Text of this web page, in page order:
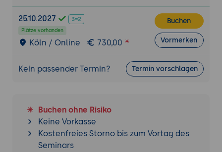
25.10.2027
Plätze vorhanden
Köln / Online 730,00
Buchen
Vormerken
Kein passender Termin? Termin vorschlagen
Buchen ohne Risiko
Keine Vorkasse
Kostenfreies Storno bis zum Vortag des
Seminars